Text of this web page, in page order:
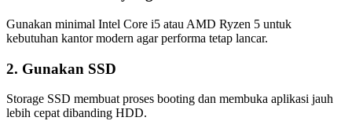
Gunakan minimal Intel Core i5 atau AMD Ryzen 5 untuk
kebutuhan kantor modern agar performa tetap lancar.
2. Gunakan SSD
Storage SSD membuat proses booting dan membuka aplikasi jauh
lebih cepat dibanding HDD.